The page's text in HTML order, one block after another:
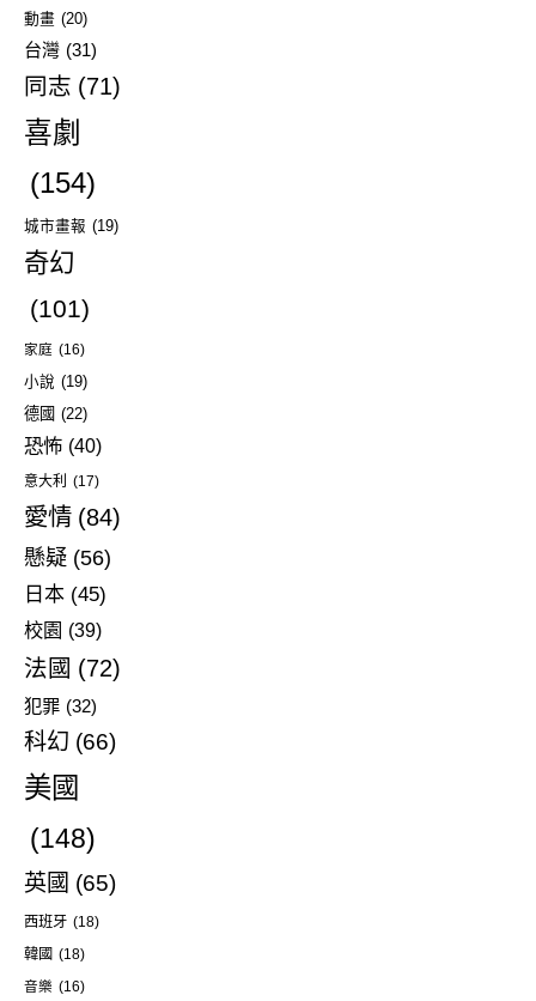
動畫 (20)
台灣 (31)
同志 (71)
喜劇
(154)
城市畫報 (19)
奇幻
(101)
家庭 (16)
小說 (19)
德國 (22)
恐怖 (40)
意大利 (17)
愛情 (84)
懸疑 (56)
日本 (45)
校園 (39)
法國 (72)
犯罪 (32)
科幻 (66)
美國
(148)
英國 (65)
西班牙 (18)
韓國 (18)
音樂 (16)